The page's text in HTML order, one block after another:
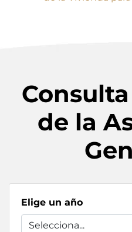
de la
Elige un año
Selecciona...